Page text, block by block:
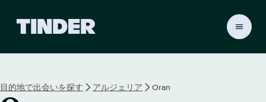
r
目的地で出会いを探す アルジェリア Oran